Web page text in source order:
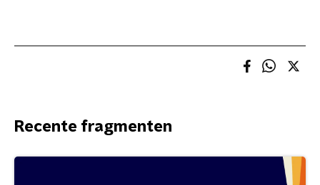
Recente fragmenten